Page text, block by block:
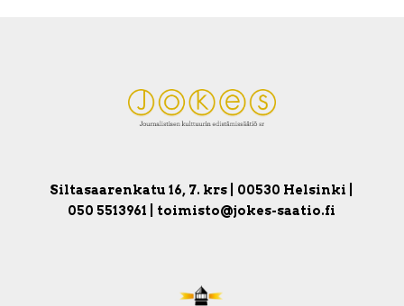
Siltasaarenkatu 16, 7. krs | 00530 Helsinki |
050 5513961 | toimisto@jokes-saatio.fi